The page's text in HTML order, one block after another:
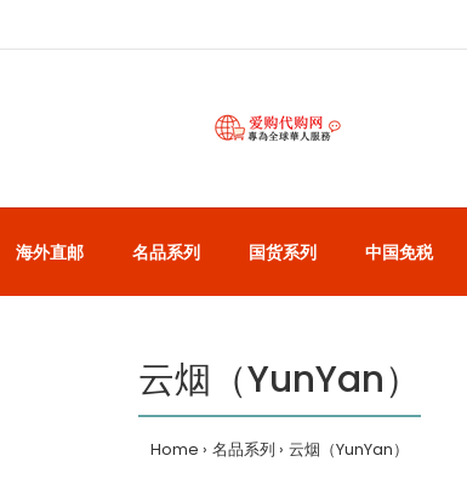
海外直邮 名品系列 国货系列 中国免税
云烟（YunYan）
Home 名品系列 云烟（YunYan）